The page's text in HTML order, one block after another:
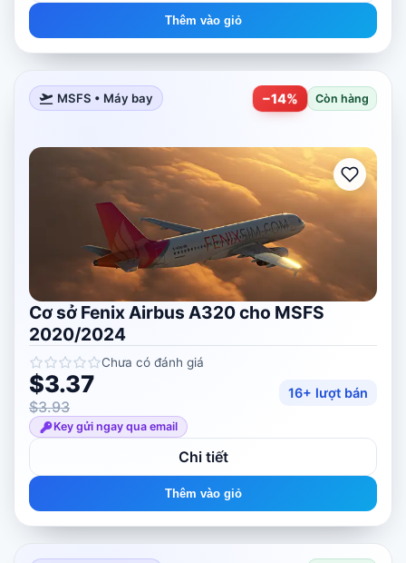
Thêm vào giỏ
MSFS • Máy bay −14% Còn hàng
Cơ sở Fenix ​​​​Airbus A320 cho MSFS
2020/2024
Chưa có đánh giá
$3.37
$3.93
16+ lượt bán
Key gửi ngay qua email
Chi tiết
Thêm vào giỏ